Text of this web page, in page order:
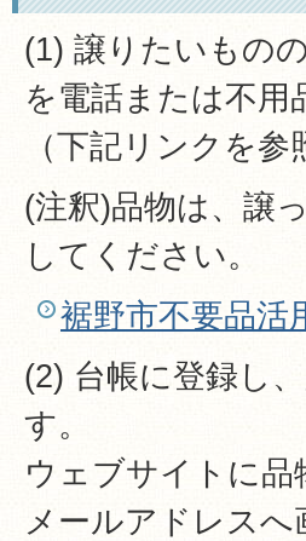
(1) 譲りたいもの
を電話または不用
（下記リンクを
(注釈)品物は、譲
してください。
裾野市不要品活
(2) 台帳に登録し
す。
ウェブサイトに
メールアドレス